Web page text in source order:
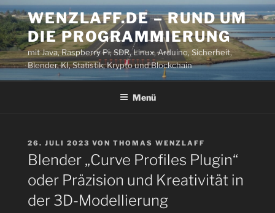
Zum
Inhalt
springen
WENZLAFF.DE – RUND UM
DIE PROGRAMMIERUNG
mit Java, Raspberry Pi, SDR, Linux, Arduino, Sicherheit,
Blender, KI, Statistik, Krypto und Blockchain
Menü
VERÖFFENTLICHT
AM
26. JULI 2023 VON THOMAS WENZLAFF
Blender „Curve Profiles Plugin“
oder Präzision und Kreativität in
der 3D-Modellierung